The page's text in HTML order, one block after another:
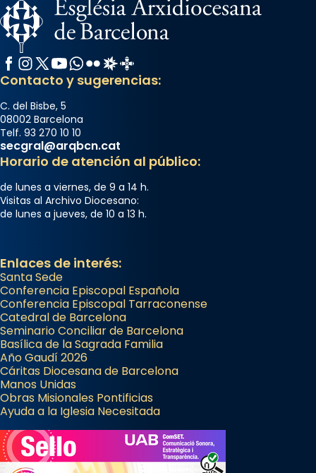
Facebook
Instagram
X / Twitter
YouTube
WhatsApp
FlickrRadio Estel
Catalunya Cristiana
Contacto y sugerencias:
C. del Bisbe, 5
08002 Barcelona
Telf. 93 270 10 10
secgral@arqbcn.cat
Horario de atención al público:
de lunes a viernes, de 9 a 14 h.
Visitas al Archivo Diocesano:
de lunes a jueves, de 10 a 13 h.
Enlaces de interés:
Santa Sede
Conferencia Episcopal Española
Conferencia Episcopal Tarraconense
Catedral de Barcelona
Seminario Conciliar de Barcelona
Basílica de la Sagrada Familia
Año Gaudí 2026
Cáritas Diocesana de Barcelona
Manos Unidas
Obras Misionales Pontificias
Ayuda a la Iglesia Necesitada